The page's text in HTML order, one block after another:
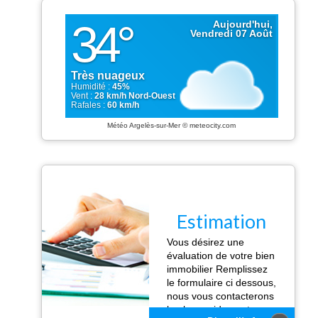
Météo Argelès-sur-Mer© meteocity.com
Estimation
Vous désirez une
évaluation de votre bien
immobilier Remplissez
le formulaire ci dessous,
nous vous contacterons
le plus rapidement